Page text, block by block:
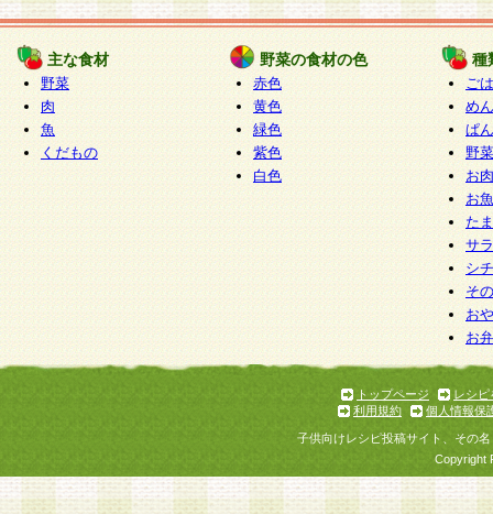
の当社による会員登録の承認が完了した時点で会
たものとみなされ、会員に対して適用されるもの
5.当社がお聞きする個人情報は、すべて会員登録
で提 供いただいたものと考えております。従っ
自らの個人情報の提供を希望されない場合には、
をお預かりいたしません が、提供されないこと
商品やサービス等をご利用いただけない場合があ
了承ください。
6.当社は、お客様から当社が保有している個人情
加・ 利用停止等を求められた場合には、ご本人
て確認できた場合に限り、法令に準拠して合理的
いただきます。なお、開示 請求等の請求先は個
ります。
1.会員とは、本規約等を承諾のうえ、当社所定の
了し、当社が承認した者、グループとします。な
が以下に該当する場合は会員登録をすることがで
主な食材
野菜
肉
魚
くだもの
野菜の食材の色
赤色
黄色
緑色
紫色
白色
種
ご
めん
ぱん
野
お
お
た
サ
シ
そ
お
お
トップページ
レシピ
利用規約
個人情報保
子供向けレシピ投稿サイト、その
Copyright